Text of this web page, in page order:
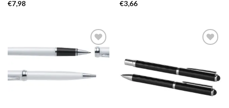
€7,98
€3,66
Toevoegen
wenslijst